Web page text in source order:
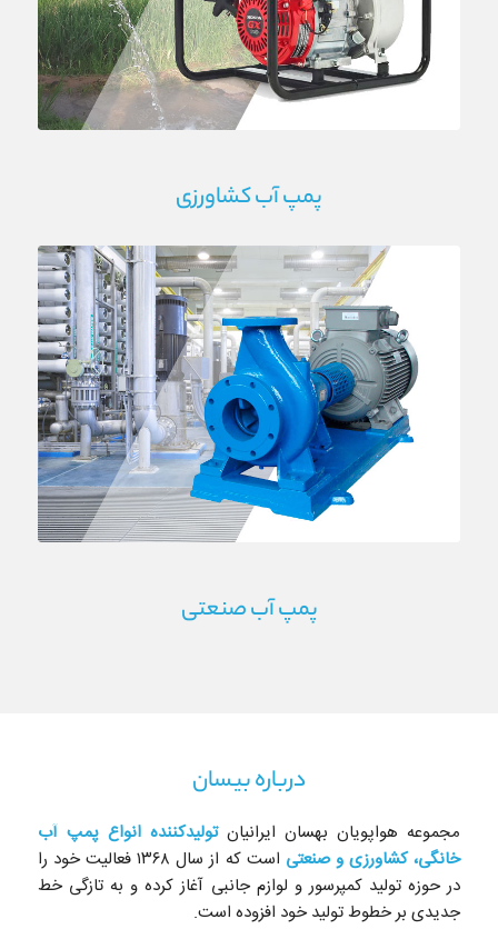
پمپ آب کشاورزی
پمپ آب صنعتی
درباره بیسان
مجموعه هواپویان بهسان ایرانیانتولیدکننده انواع پمپ‌ آب
خانگی، کشاورزی و صنعتی
است که از سال ۱۳۶۸ فعالیت خود را
در حوزه تولید کمپرسور و لوازم جانبی آغاز کرده و به تازگی خط
جدیدی بر خطوط تولید خود افزوده است.